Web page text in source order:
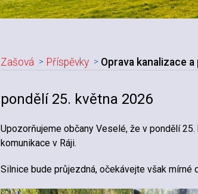
Zašová Příspěvky Oprava kanalizace
Nadpis článku
pondělí 25. května 2026
Upozorňujeme občany Veselé, že v pondělí
komunikace v Ráji.
Silnice bude průjezdná, očekávejte však mírné